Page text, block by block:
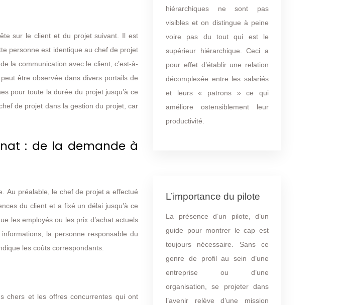
sur le client et du projet suivant. Il est
personne est identique au chef de projet
la communication avec le client, c’est-à-
être observée dans divers portails de
pour toute la durée du projet jusqu’à ce
de projet dans la gestion du projet, car
: de la demande à
Au préalable, le chef de projet a effectué
du client et a fixé un délai jusqu’à ce
les employés ou les prix d’achat actuels
la personne responsable du
les coûts correspondants.
chers et les offres concurrentes qui ont
hiérarchiques ne sont pas
visibles et on distingue à peine
voire pas du tout qui est le
supérieur hiérarchique. Ceci a
pour effet d’établir une relation
décomplexée entre les salariés
et leurs « patrons » ce qui
améliore ostensiblement leur
productivité.
L’importance du pilote
La présence d’un pilote, d’un
guide pour montrer le cap est
toujours nécessaire. Sans ce
genre de profil au sein d’une
entreprise ou d’une
organisation, se projeter dans
l’avenir relève d’une mission